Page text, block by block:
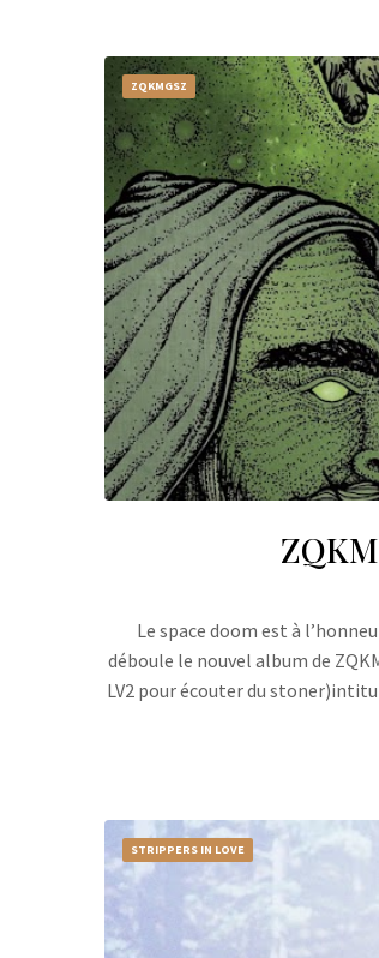
ZQKMGSZ
Le space doom est à
déboule le nouvel album de
LV2 pour écouter du
STRIPPERS IN LOVE